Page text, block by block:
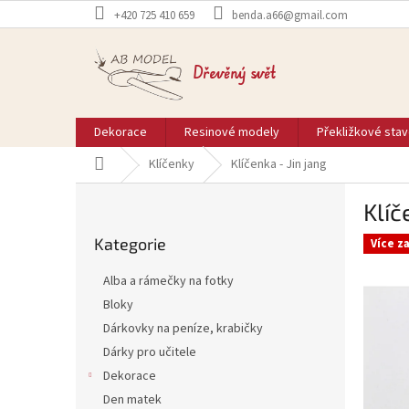
na
+420 725 410 659 benda.a66@gmail.com
Dřevěný svět
Dekorace Resinové modely Překližkové
Domů Klíčenky Klíčenka - Jin jang
kategorie
Kategorie
Alba a rámečky na fotky
Bloky
Dárkovky na peníze, krabičky
Dárky pro učitele
Dekorace
Den matek
Více